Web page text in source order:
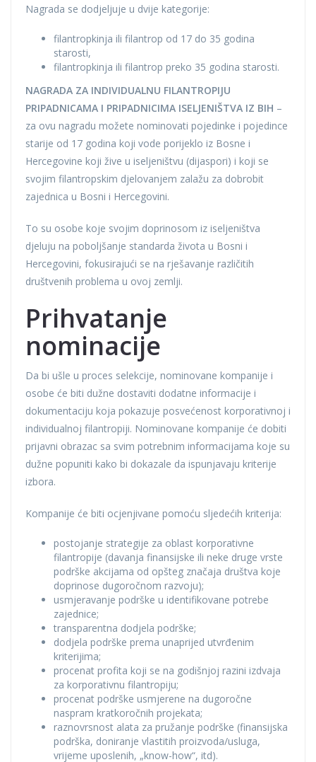
Nagrada se dodjeljuje u dvije kategorije:
filantropkinja ili filantrop od 17 do 35 godina
starosti,
filantropkinja ili filantrop preko 35 godina starosti.
NAGRADA ZA INDIVIDUALNU FILANTROPIJU
PRIPADNICAMA I PRIPADNICIMA ISELJENIŠTVA IZ BIH –
za ovu nagradu možete nominovati pojedinke i pojedince
starije od 17 godina koji vode porijeklo iz Bosne i
Hercegovine koji žive u iseljeništvu (dijaspori) i koji se
svojim filantropskim djelovanjem zalažu za dobrobit
zajednica u Bosni i Hercegovini.
To su osobe koje svojim doprinosom iz iseljeništva
djeluju na poboljšanje standarda života u Bosni i
Hercegovini, fokusirajući se na rješavanje različitih
društvenih problema u ovoj zemlji.
Prihvatanje
nominacije
Da bi ušle u proces selekcije, nominovane kompanije i
osobe će biti dužne dostaviti dodatne informacije i
dokumentaciju koja pokazuje posvećenost korporativnoj i
individualnoj filantropiji. Nominovane kompanije će dobiti
prijavni obrazac sa svim potrebnim informacijama koje su
dužne popuniti kako bi dokazale da ispunjavaju kriterije
izbora.
Kompanije će biti ocjenjivane pomoću sljedećih kriterija:
postojanje strategije za oblast korporativne
filantropije (davanja finansijske ili neke druge vrste
podrške akcijama od opšteg značaja društva koje
doprinose dugoročnom razvoju);
usmjeravanje podrške u identifikovane potrebe
zajednice;
transparentna dodjela podrške;
dodjela podrške prema unaprijed utvrđenim
kriterijima;
procenat profita koji se na godišnjoj razini izdvaja
za korporativnu filantropiju;
procenat podrške usmjerene na dugoročne
naspram kratkoročnih projekata;
raznovrsnost alata za pružanje podrške (finansijska
podrška, doniranje vlastitih proizvoda/usluga,
vrijeme uposlenih, „know-how“, itd).